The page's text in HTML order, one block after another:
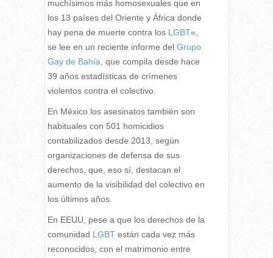
muchísimos más homosexuales que en
los 13 países del Oriente y África donde
hay pena de muerte contra losLGBT«,
se lee en un reciente informe del Grupo
Gay de Bahía , que compila desde hace
39 años estadísticas de crímenes
violentos contra el colectivo.
En México los asesinatos también son
habituales con 501 homicidios
contabilizados desde 2013, según
organizaciones de defensa de sus
derechos, que, eso sí, destacan el
aumento de la visibilidad del colectivo en
los últimos años.
En EEUU, pese a que los derechos de la
comunidad LGBTestán cada vez más
reconocidos, con el matrimonio entre